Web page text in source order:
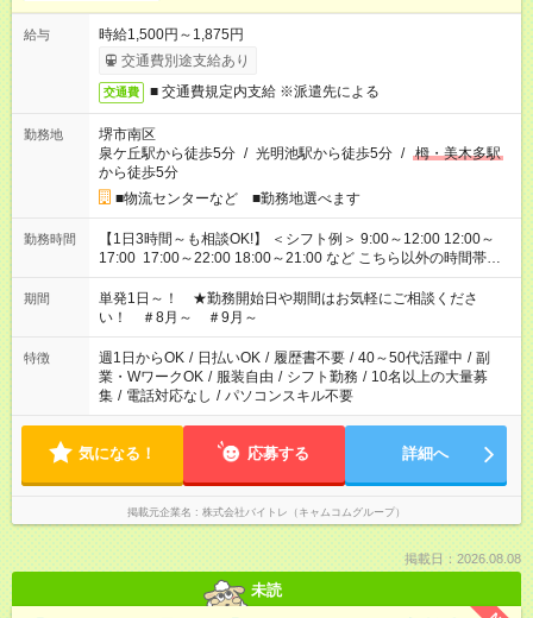
給与
時給1,500円～1,875円
交通費別途支給あり
交通費 ■ 交通費規定内支給 ※派遣先による
勤務地
堺市南区
泉ケ丘駅から徒歩5分 / 光明池駅から徒歩5分 / 栂・美木多駅
から徒歩5分
■物流センターなど ■勤務地選べます
勤務時間
【1日3時間～も相談OK!】 ＜シフト例＞ 9:00～12:00 12:00～
17:00 17:00～22:00 18:00～21:00 など こちら以外の時間帯も
お気軽にご相談ください！
期間
単発1日～！ ★勤務開始日や期間はお気軽にご相談くださ
い！ ＃8月～ ＃9月～
特徴 週1日からOK / 日払いOK / 履歴書不要 / 40～50代活躍中 / 副
業・WワークOK / 服装自由 / シフト勤務 / 10名以上の大量募
集 / 電話対応なし / パソコンスキル不要
気になる！ 応募する 詳細へ
掲載元企業名 株式会社バイトレ（キャムコムグループ）
掲載日：2026.08.08
未読